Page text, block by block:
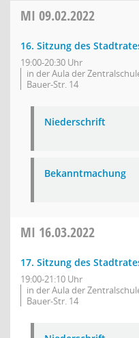
MI 09.02.2022
16. Sitzung des
19:00-20:30 Uhr
in der Aula der
Bauer-Str. 14
Niederschrift
Bekanntmachung
MI 16.03.2022
17. Sitzung des
19:00-21:10 Uhr
in der Aula der
Bauer-Str. 14